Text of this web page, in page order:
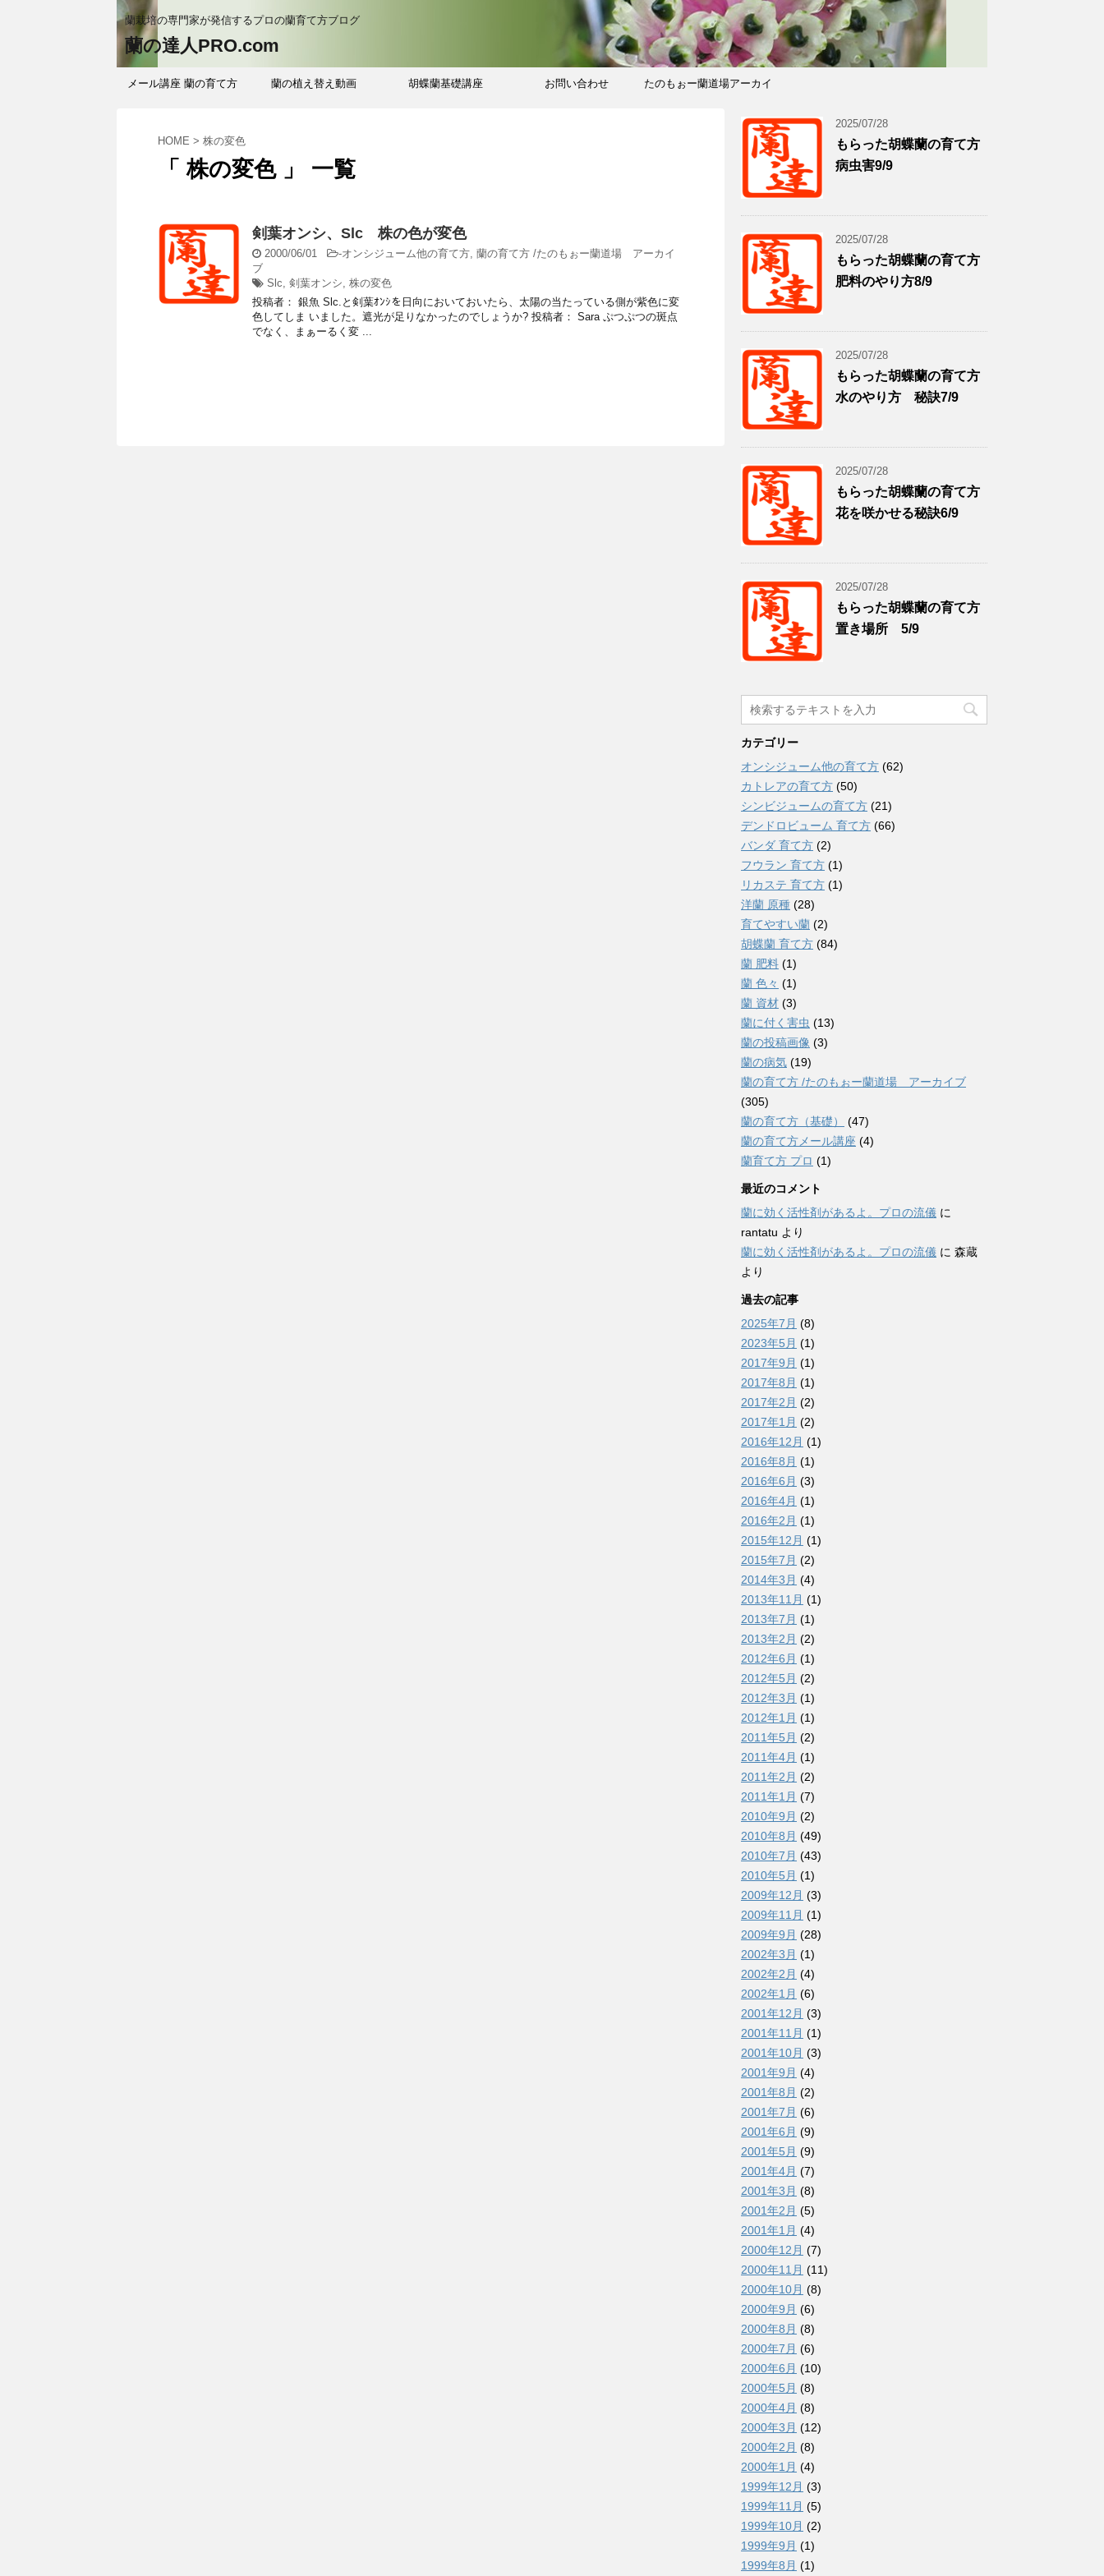
蘭栽培の専門家が発信するプロの蘭育て方ブログ
蘭の達人PRO.com
メール講座 蘭の育て方 蘭の植え替え動画 胡蝶蘭基礎講座 お問い合わせ たのもぉー蘭道場アーカイ
HOME > 株の変色
「 株の変色 」 一覧
剣葉オンシ、Slc 株の色が変色
2000/06/01 -オンシジューム他の育て方, 蘭の育て方 /たのもぉー蘭道場 アーカイ
ブ
Slc, 剣葉オンシ, 株の変色
投稿者： 銀魚 Slc.と剣葉ｵﾝｼを日向においておいたら、太陽の当たっている側が紫色に変
色してしま いました。遮光が足りなかったのでしょうか? 投稿者： Sara ぷつぷつの斑点
でなく、まぁーるく変 ...
2025/07/28
もらった胡蝶蘭の育て方
病虫害9/9
2025/07/28
もらった胡蝶蘭の育て方
肥料のやり方8/9
2025/07/28
もらった胡蝶蘭の育て方
水のやり方 秘訣7/9
2025/07/28
もらった胡蝶蘭の育て方
花を咲かせる秘訣6/9
2025/07/28
もらった胡蝶蘭の育て方
置き場所 5/9
カテゴリー
オンシジューム他の育て方 (62)
カトレアの育て方 (50)
シンビジュームの育て方 (21)
デンドロビューム 育て方 (66)
バンダ 育て方 (2)
フウラン 育て方 (1)
リカステ 育て方 (1)
洋蘭 原種 (28)
育てやすい蘭 (2)
胡蝶蘭 育て方 (84)
蘭 肥料 (1)
蘭 色々 (1)
蘭 資材 (3)
蘭に付く害虫 (13)
蘭の投稿画像 (3)
蘭の病気 (19)
蘭の育て方 /たのもぉー蘭道場 アーカイブ
(305)
蘭の育て方（基礎）
(47)
蘭の育て方メール講座 (4)
蘭育て方 プロ (1)
最近のコメント
蘭に効く活性剤があるよ。プロの流儀 に
rantatu より
蘭に効く活性剤があるよ。プロの流儀 に 森蔵
より
過去の記事
2025年7月 (8)
2023年5月 (1)
2017年9月 (1)
2017年8月 (1)
2017年2月 (2)
2017年1月 (2)
2016年12月 (1)
2016年8月 (1)
2016年6月 (3)
2016年4月 (1)
2016年2月 (1)
2015年12月 (1)
2015年7月 (2)
2014年3月 (4)
2013年11月 (1)
2013年7月 (1)
2013年2月 (2)
2012年6月 (1)
2012年5月 (2)
2012年3月 (1)
2012年1月 (1)
2011年5月 (2)
2011年4月 (1)
2011年2月 (2)
2011年1月 (7)
2010年9月 (2)
2010年8月 (49)
2010年7月 (43)
2010年5月 (1)
2009年12月 (3)
2009年11月 (1)
2009年9月 (28)
2002年3月 (1)
2002年2月 (4)
2002年1月 (6)
2001年12月 (3)
2001年11月 (1)
2001年10月 (3)
2001年9月 (4)
2001年8月 (2)
2001年7月 (6)
2001年6月 (9)
2001年5月 (9)
2001年4月 (7)
2001年3月 (8)
2001年2月 (5)
2001年1月 (4)
2000年12月 (7)
2000年11月 (11)
2000年10月 (8)
2000年9月 (6)
2000年8月 (8)
2000年7月 (6)
2000年6月 (10)
2000年5月 (8)
2000年4月 (8)
2000年3月 (12)
2000年2月 (8)
2000年1月 (4)
1999年12月 (3)
1999年11月 (5)
1999年10月 (2)
1999年9月 (1)
1999年8月 (1)